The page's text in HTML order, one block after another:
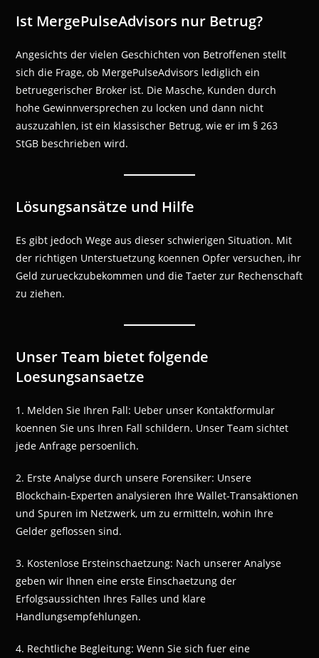
Ist MergePulseAdvisors nur Betrug?
Angesichts der vielen Geschichten von Betroffenen stellt
sich die Frage, ob MergePulseAdvisors lediglich ein
betruegerischer Broker ist. Die Masche, Kunden durch
hohe Gewinnversprechen zu locken und dann nicht
auszuzahlen, ist ein klassischer Betrug, wie er im § 263
StGB beschrieben wird.
Lösungsansätze und Hilfe
Es gibt jedoch Wege aus dieser schwierigen Situation. Mit
der richtigen Unterstuetzung koennen Opfer versuchen, ihr
Geld zurueckzubekommen und die Taeter zur Rechenschaft
zu ziehen.
Unser Team bietet folgende
Loesungsansaetze
1. Melden Sie Ihren Fall: Ueber unser Kontaktformular
koennen Sie uns Ihren Fall schildern. Unser Team sichtet
jede Anfrage persoenlich.
2. Erste Analyse durch unsere Forensiker: Unsere
Blockchain-Experten analysieren Ihre Wallet-Transaktionen
und Spuren im Netzwerk, um zu ermitteln, wohin Ihre
Gelder geflossen sind.
3. Kostenlose Ersteinschaetzung: Nach unserer Analyse
geben wir Ihnen eine erste Einschaetzung der
Erfolgsaussichten Ihres Falles und klare
Handlungsempfehlungen.
4. Rechtliche Begleitung: Wenn Sie sich fuer eine